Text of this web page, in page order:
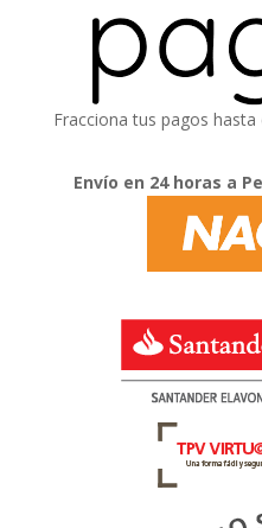
Fracciona tus pagos
Envío en 24 horas a